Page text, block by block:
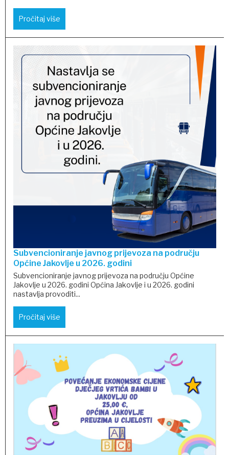
Pročitaj više
Subvencioniranje javnog prijevoza na području
Općine Jakovlje u 2026. godini
Subvencioniranje javnog prijevoza na području Općine
Jakovlje u 2026. godini Općina Jakovlje i u 2026. godini
nastavlja provoditi...
Pročitaj više